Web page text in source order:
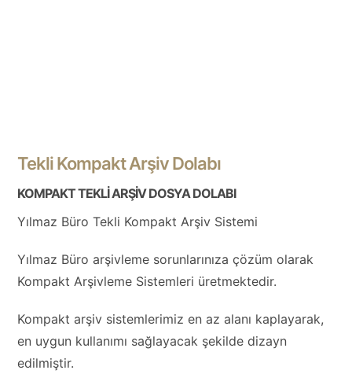
Tekli Kompakt Arşiv Dolabı
KOMPAKT TEKLİ ARŞİV DOSYA DOLABI
Yılmaz Büro Tekli Kompakt Arşiv Sistemi
Yılmaz Büro arşivleme sorunlarınıza çözüm olarak
Kompakt Arşivleme Sistemleri üretmektedir.
Kompakt arşiv sistemlerimiz en az alanı kaplayarak,
en uygun kullanımı sağlayacak şekilde dizayn
edilmiştir.